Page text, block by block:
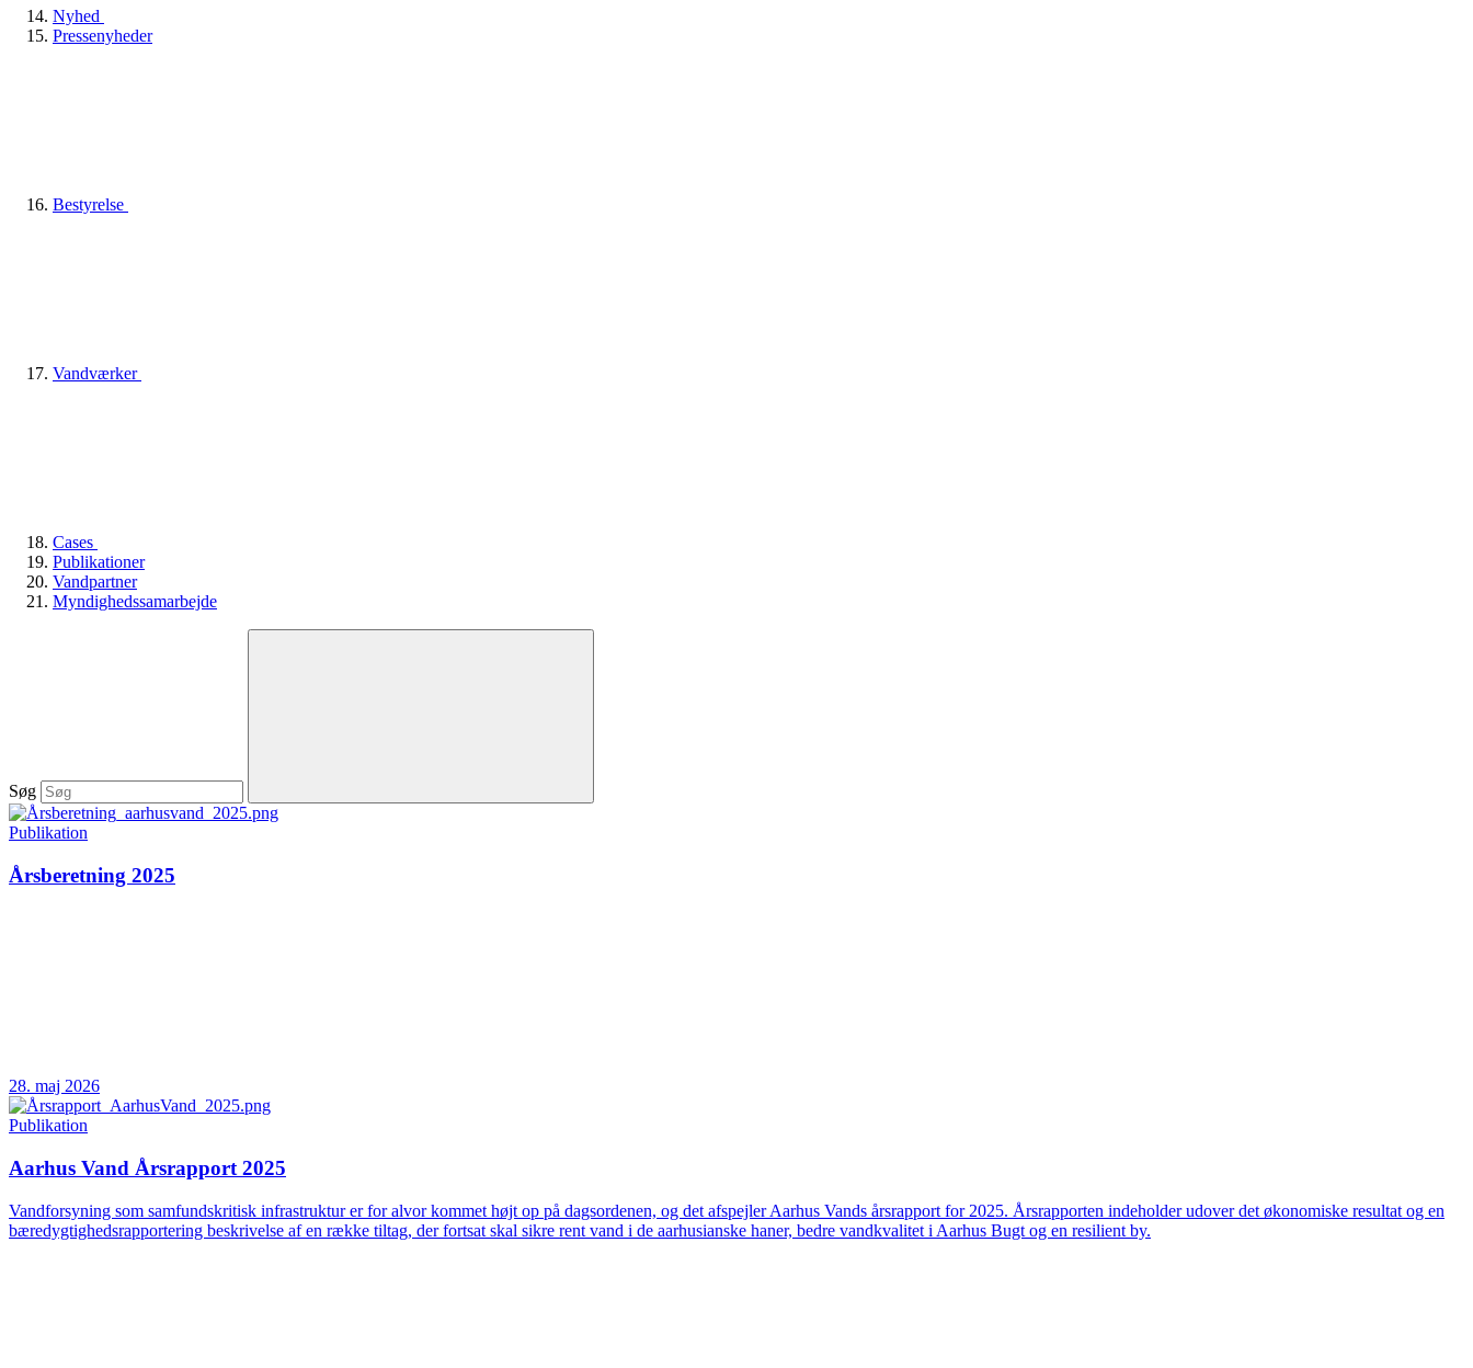
Nyhed
Pressenyheder
Bestyrelse
Vandværker
Cases
Publikationer
Vandpartner
Myndighedssamarbejde
Søg
Publikation
Årsberetning 2025
28. maj 2026
Publikation
Aarhus Vand Årsrapport 2025
Vandforsyning som samfundskritisk infrastruktur er for alvor kommet højt op på dagsordenen, og det afspejler Aarhus Vands årsrapport for 2025. Årsrapporten indeholder udover det økonomiske resultat og en
bæredygtighedsrapportering beskrivelse af en række tiltag, der fortsat skal sikre rent vand i de aarhusianske haner, bedre vandkvalitet i Aarhus Bugt og en resilient by.